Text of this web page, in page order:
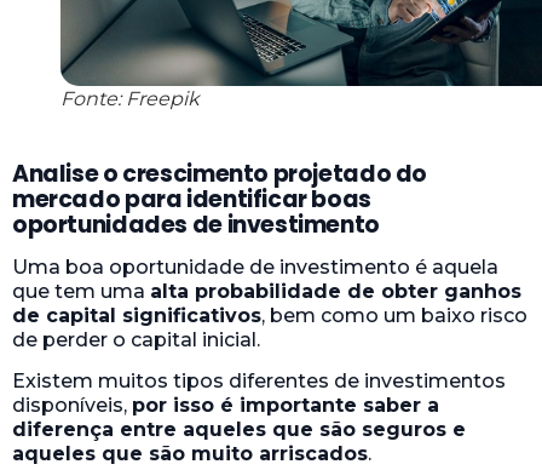
Fonte: Freepik
Analise o crescimento projetado do
mercado para identificar boas
oportunidades de investimento
Uma boa oportunidade de investimento é aquela
que tem uma alta probabilidade de obter ganhos
de capital significativos, bem como um baixo risco
de perder o capital inicial.
Existem muitos tipos diferentes de investimentos
disponíveis, por isso é importante saber a
diferença entre aqueles que são seguros e
aqueles que são muito arriscados.